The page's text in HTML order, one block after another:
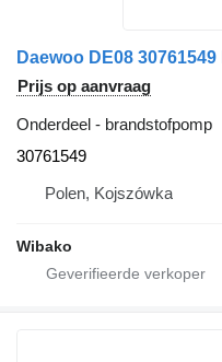
Daewoo DE08
Prijs op aanvraag
Onderdeel - brandstofpomp
30761549
Polen, Kojszówka
Wibako